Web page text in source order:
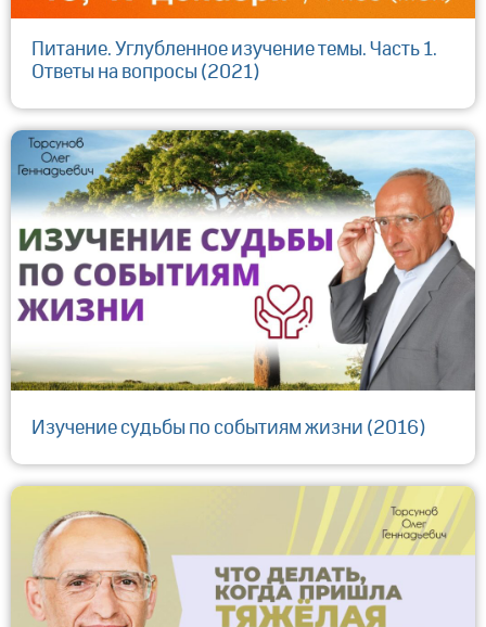
Питание. Углубленное изучение темы. Часть 1.
Ответы на вопросы (2021)
Изучение судьбы по событиям жизни (2016)